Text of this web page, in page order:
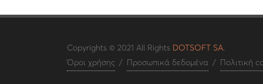
Copyrights © 2021 All Rights DOTSOFT SA.
Όροι χρήσης / Προσωπικά δεδομένα / Πολιτική